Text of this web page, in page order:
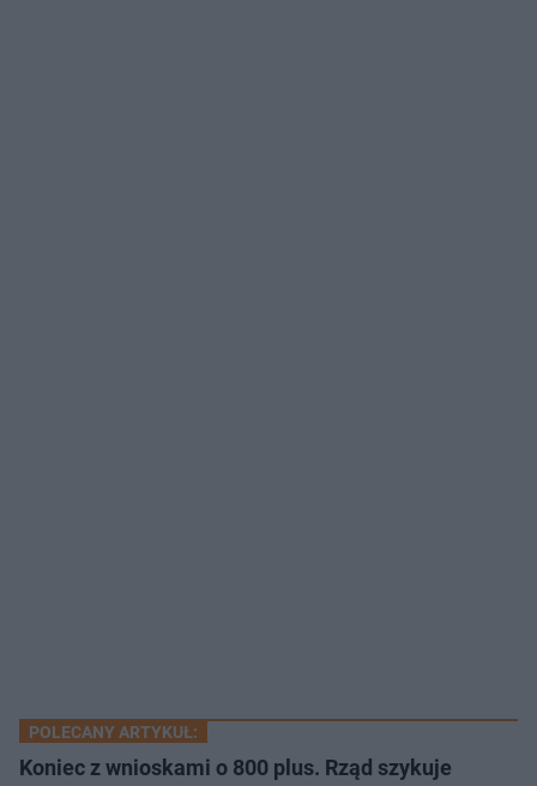
POLECANY ARTYKUŁ:
Koniec z wnioskami o 800 plus. Rząd szykuje